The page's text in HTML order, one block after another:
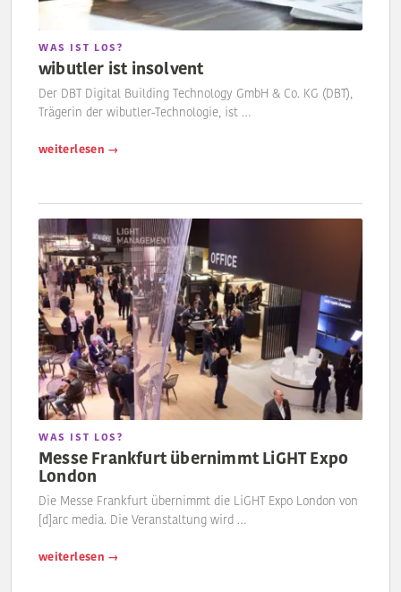
WAS IST LOS?
wibutler ist insolvent
Der DBT Digital Building Technology GmbH & Co. KG (DBT),
Trägerin der wibutler-Technologie, ist …
weiterlesen →
WAS IST LOS?
Messe Frankfurt übernimmt LiGHT Expo
London
Die Messe Frankfurt übernimmt die LiGHT Expo London von
[d]arc media. Die Veranstaltung wird …
weiterlesen →